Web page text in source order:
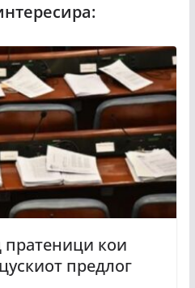
пратеници кои
предлог